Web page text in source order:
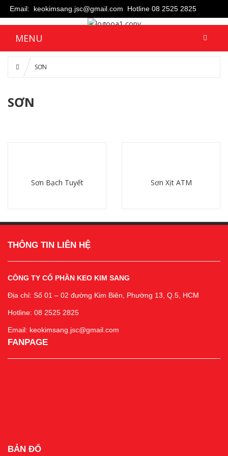
Email: keokimsang.jsc@gmail.com Hotline 08 2525 2825
MENU
SƠN
SƠN
Sơn Bạch Tuyết Sơn Xịt ATM
THÔNG TIN LIÊN HỆ
CÔNG TY CỔ PHẦN KEO KIM SANG
Địa chỉ: Số 01 – 02 đường Kim Biên, Phường 13, Q.5, HCM
Hotline: 08 2525 2825
Email: keokimsang.jsc@gmail.com
FANPAGE
BẢN ĐỔ